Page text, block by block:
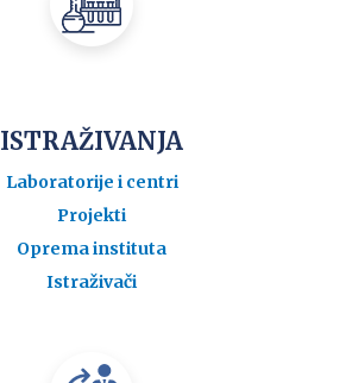
ISTRAŽIVANJA
Laboratorije i centri
Projekti
Oprema instituta
Istraživači